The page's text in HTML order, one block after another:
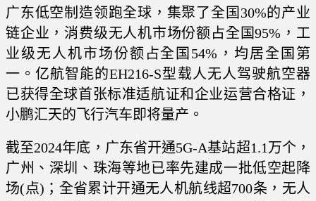
广东低空制造领跑全球，集聚了全国30%的产业
链企业，消费级无人机市场份额占全国95%，工
业级无人机市场份额占全国54%，均居全国第
一。亿航智能的EH216-S型载人无人驾驶航空器
已获得全球首张标准适航证和企业运营合格证，
小鹏汇天的飞行汽车即将量产。
截至2024年底，广东省开通5G-A基站超1.1万个，
广州、深圳、珠海等地已率先建成一批低空起降
场(点)；全省累计开通无人机航线超700条，无人